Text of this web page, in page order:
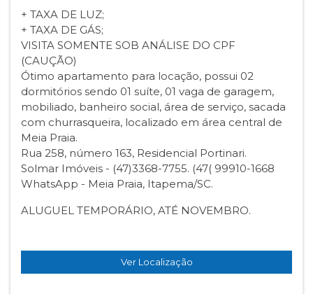
+ TAXA DE LUZ;
+ TAXA DE GÁS;
VISITA SOMENTE SOB ANÁLISE DO CPF
(CAUÇÃO)
Ótimo apartamento para locação, possui 02
dormitórios sendo 01 suíte, 01 vaga de garagem,
mobiliado, banheiro social, área de serviço, sacada
com churrasqueira, localizado em área central de
Meia Praia.
Rua 258, número 163, Residencial Portinari.
Solmar Imóveis - (47)3368-7755. (47( 99910-1668
WhatsApp - Meia Praia, Itapema/SC.
ALUGUEL TEMPORÁRIO, ATÉ NOVEMBRO.
Ver Localização